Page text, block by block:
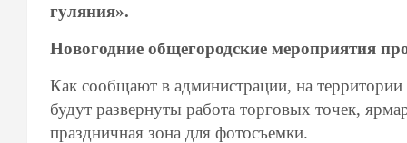
гуляния».
Новогодние общегородские мероприятия
Как сообщают в администрации, на территории
будут развернуты работа торговых точек,
праздничная зона для фотосъемки.